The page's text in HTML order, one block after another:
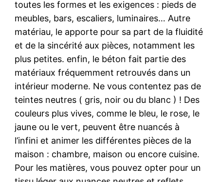
toutes les formes et les exigences : pieds de
meubles, bars, escaliers, luminaires… Autre
matériau, le apporte pour sa part de la fluidité
et de la sincérité aux pièces, notamment les
plus petites. enfin, le béton fait partie des
matériaux fréquemment retrouvés dans un
intérieur moderne. Ne vous contentez pas de
teintes neutres ( gris, noir ou du blanc ) ! Des
couleurs plus vives, comme le bleu, le rose, le
jaune ou le vert, peuvent être nuancés à
l’infini et animer les différentes pièces de la
maison : chambre, maison ou encore cuisine.
Pour les matières, vous pouvez opter pour un